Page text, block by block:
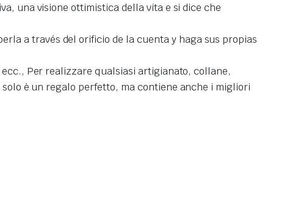
una visione ottimistica della vita e si dice che
a través del orificio de la cuenta y haga sus propias
Per realizzare qualsiasi artigianato, collane,
è un regalo perfetto, ma contiene anche i migliori